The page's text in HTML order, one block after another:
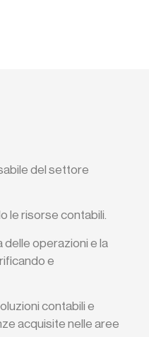
del settore
le risorse contabili.
delle operazioni e la
e
contabili e
acquisite nelle aree